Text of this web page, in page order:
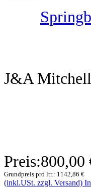
J&A
Preis:800,00
Grundpreis pro ltr.: 1142,86 €
(inkl.USt. zzgl. Versand)